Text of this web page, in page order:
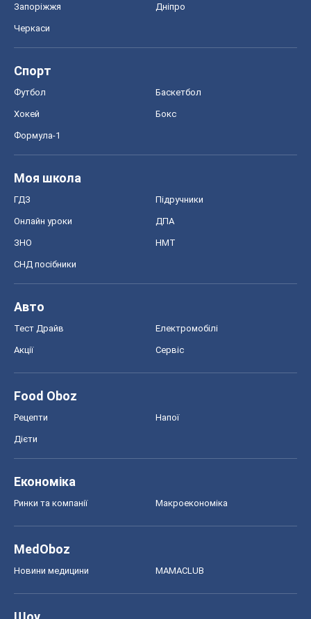
Запоріжжя Дніпро
Черкаси
Спорт
Футбол Баскетбол
Хокей Бокс
Формула-1
Моя школа
ГДЗ Підручники
Онлайн уроки ДПА
ЗНО НМТ
СНД посібники
Авто
Тест Драйв Електромобілі
Акції Сервіс
Food Oboz
Рецепти Напої
Дієти
Економіка
Ринки та компанії Макроекономіка
MedOboz
Новини медицини MAMACLUB